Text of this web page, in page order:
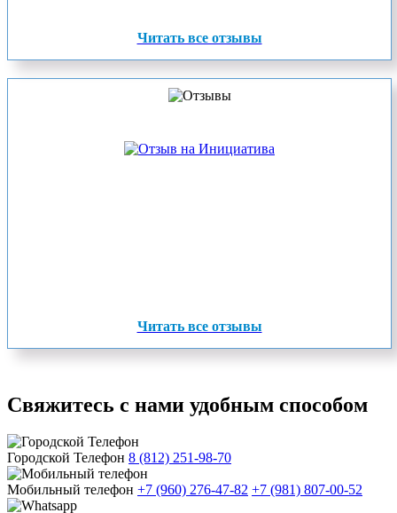
Читать все отзывы
Читать все отзывы
Свяжитесь с нами удобным способом
Городской Телефон 8 (812) 251-98-70
Мобильный телефон +7 (960) 276-47-82 +7 (981) 807-00-52